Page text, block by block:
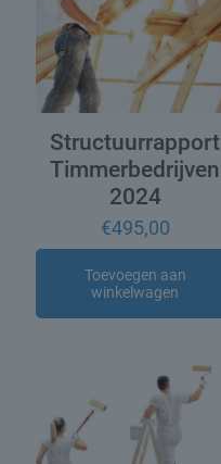
Structuurrapport
Timmerbedrijven
2024
€495,00
Toevoegen aan
winkelwagen